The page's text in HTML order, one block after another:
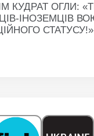
КУДРАТ ОГЛИ:
ІНОЗЕМЦІВ
СТАТУСУ!»